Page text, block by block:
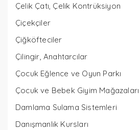
Çelik Çatı, Çelik Kontrüksiyon
Çiçekçiler
Çiğköfteciler
Çilingir, Anahtarcılar
Çocuk Eğlence ve Oyun Parkı
Çocuk ve Bebek Giyim Mağazaları
Damlama Sulama Sistemleri
Danışmanlık Kursları